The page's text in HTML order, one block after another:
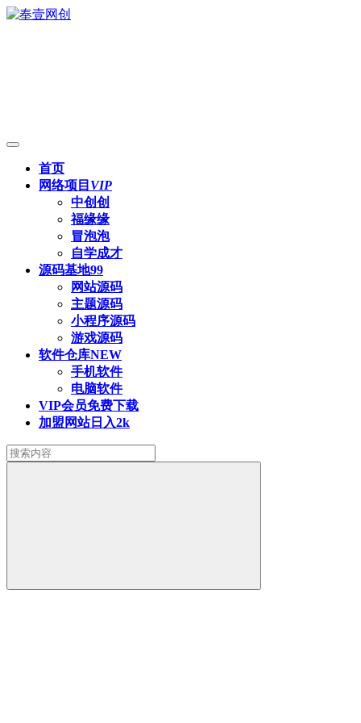
首页
网络项目 VIP
中创创
福缘缘
冒泡泡
自学成才
源码基地99
网站源码
主题源码
小程序源码
游戏源码
软件仓库NEW
手机软件
电脑软件
VIP会员免费下载
加盟网站日入2k